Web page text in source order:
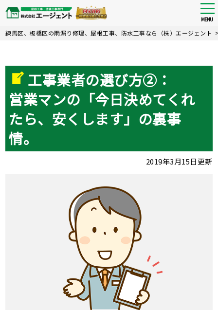
Skip
MENU
練馬区、板橋区の雨漏り修理、屋根工事、防水工事なら（株）エージェント
工事業者の選び方②：
営業マンの「今日決めてくれ
たら、安くします」の裏事
情。
2019年3月15日更新